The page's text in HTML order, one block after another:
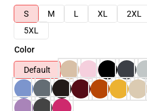
S
M L XL 2XL
5XL
Color
Default